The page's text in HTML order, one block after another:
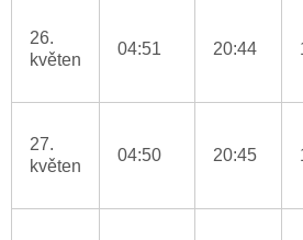
26.
květen
04:51 20:44
27.
květen
04:50 20:45